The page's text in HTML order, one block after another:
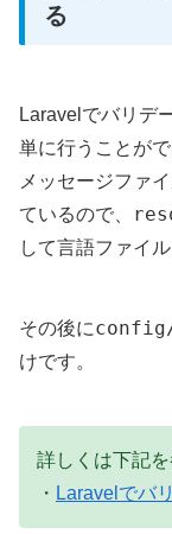
る
Laravelでバリデ
単に行うことがで
メッセージファ
ているので、
して言語ファイ
その後に
けです。
詳しくは下記を
・ Laravelでバ